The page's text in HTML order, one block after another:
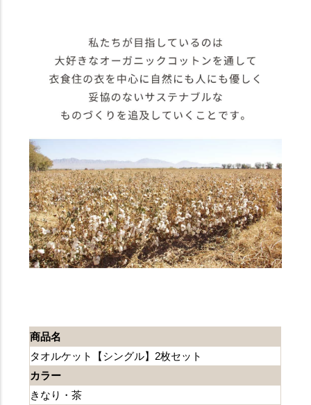
商品名
タオルケット【シングル】2枚セット
カラー
きなり・茶